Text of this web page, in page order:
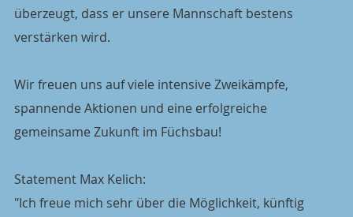
überzeugt, dass er unsere Mannschaft bestens
verstärken wird.
Wir freuen uns auf viele intensive Zweikämpfe,
spannende Aktionen und eine erfolgreiche
gemeinsame Zukunft im Füchsbau!
Statement Max Kelich:
"Ich freue mich sehr über die Möglichkeit, künftig